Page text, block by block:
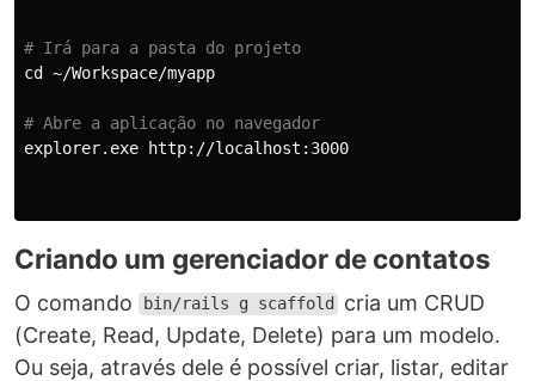
# Irá para a pasta do projeto
cd
~/Workspace/myapp
# Abre a aplicação no navegador
explorer.exe http://localhost:3000
Criando um gerenciador de contatos
O comando bin/rails g scaffold
cria um CRUD
(Create, Read, Update, Delete) para um modelo.
Ou seja, através dele é possível criar, listar, editar